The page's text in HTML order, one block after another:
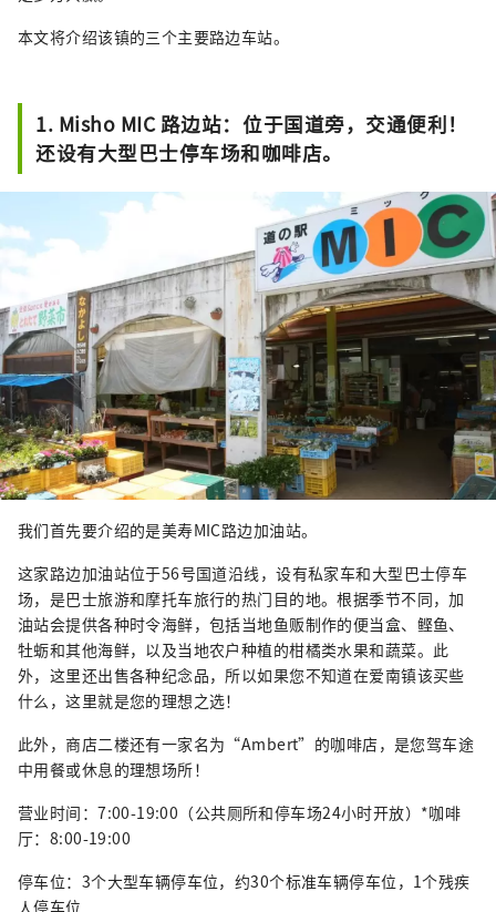
本文将介绍该镇的三个主要路边车站。
1. Misho MIC 路边站：位于国道旁，交通便利！
还设有大型巴士停车场和咖啡店。
我们首先要介绍的是美寿MIC路边加油站。
这家路边加油站位于56号国道沿线，设有私家车和大型巴士停车
场，是巴士旅游和摩托车旅行的热门目的地。根据季节不同，加
油站会提供各种时令海鲜，包括当地鱼贩制作的便当盒、鲣鱼、
牡蛎和其他海鲜，以及当地农户种植的柑橘类水果和蔬菜。此
外，这里还出售各种纪念品，所以如果您不知道在爱南镇该买些
什么，这里就是您的理想之选！
此外，商店二楼还有一家名为“Ambert”的咖啡店，是您驾车途
中用餐或休息的理想场所！
营业时间：7:00-19:00（公共厕所和停车场24小时开放）*咖啡
厅：8:00-19:00
停车位：3个大型车辆停车位，约30个标准车辆停车位，1个残疾
人停车位